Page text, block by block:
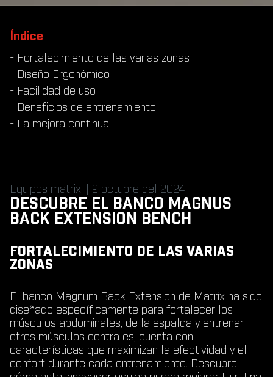
Índice
- Fortalecimiento de las varias zonas
- Diseño Ergonómico
- Facilidad de uso
- Beneficios de entrenamiento
- La mejora continua
Equipos matrix. | 9 octubre del 2024
DESCUBRE EL BANCO MAGNUS
BACK EXTENSION BENCH
FORTALECIMIENTO DE LAS VARIAS
ZONAS
El banco Magnum Back Extension de Matrix ha sido
diseñado específicamente para fortalecer los
músculos abdominales, de la espalda y entrenar
otros músculos centrales, cuenta con
características que maximizan la efectividad y el
confort durante cada entrenamiento. Descubre